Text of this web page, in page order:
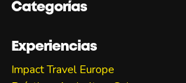
Categorías
Experiencias
Impact Travel Europe